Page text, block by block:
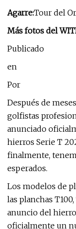
Agarre:Tour del
Más fotos del
Publicado
en
Por
Después de
golfistas
anunciado
hierros Serie T
finalmente,
esperados.
Los modelos de
las planchas
anuncio del
oficialmente un